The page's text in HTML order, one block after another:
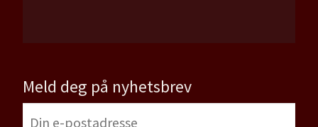
Meld deg på nyhetsbrev